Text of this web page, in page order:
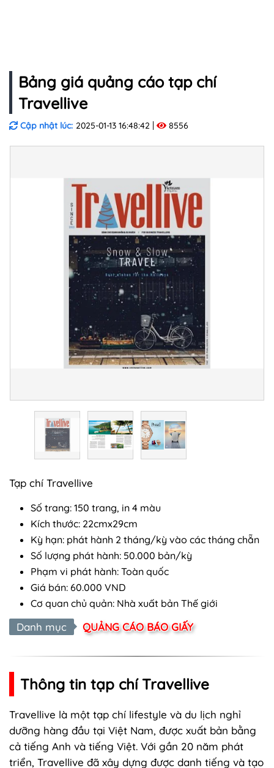
Bảng giá quảng cáo tạp chí
Travellive
Cập nhật lúc: 2025-01-13 16:48:42 8556
Tạp chí Travellive
Số trang: 150 trang, in 4 màu
Kích thước: 22cmx29cm
Kỳ hạn: phát hành 2 tháng/kỳ vào các tháng chẵn
Số lượng phát hành: 50.000 bản/kỳ
Phạm vi phát hành: Toàn quốc
Giá bán: 60.000 VND
Cơ quan chủ quản: Nhà xuất bản Thế giới
Danh mục QUẢNG CÁO BÁO GIẤY
Thông tin tạp chí Travellive
Travellive là một tạp chí lifestyle và du lịch nghỉ
dưỡng hàng đầu tại Việt Nam, được xuất bản bằng
cả tiếng Anh và tiếng Việt. Với gần 20 năm phát
triển, Travellive đã xây dựng được danh tiếng và tạo